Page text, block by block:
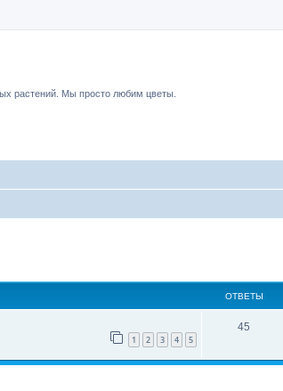
растений. Мы просто любим цветы.
ОТВЕТЫ
1 2 3 4 5
45